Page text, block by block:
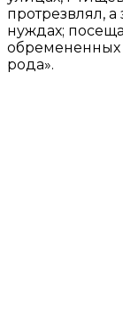
протрезвлял,
нуждах;
обремененных
рода».